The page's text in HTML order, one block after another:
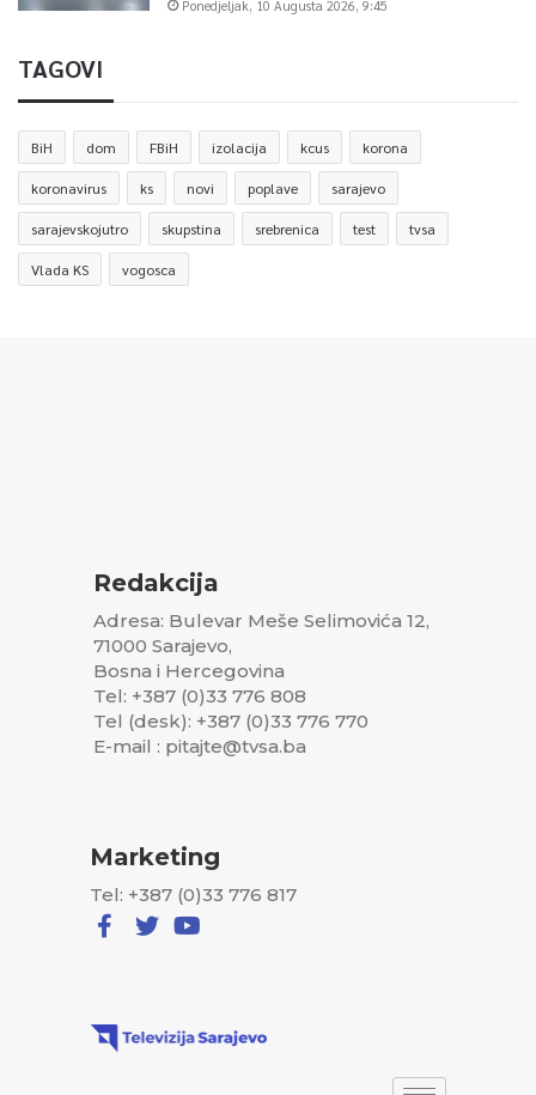
Ponedjeljak, 10 Augusta 2026, 9:45
TAGOVI
BiH dom FBiH izolacija kcus korona
koronavirus ks novi poplave sarajevo
sarajevskojutro skupstina srebrenica test tvsa
Vlada KS vogosca
Redakcija
Adresa: Bulevar Meše Selimovića 12,
71000 Sarajevo,
Bosna i Hercegovina
Tel: +387 (0)33 776 808
Tel (desk): +387 (0)33 776 770
E-mail : pitajte@tvsa.ba
Marketing
Tel: +387 (0)33 776 817